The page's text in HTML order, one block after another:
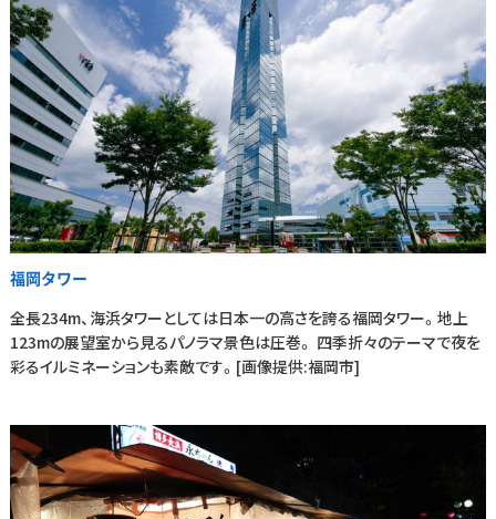
福岡タワー
全長234m、海浜タワーとしては日本一の高さを誇る福岡タワー。地上
123mの展望室から見るパノラマ景色は圧巻。 四季折々のテーマで夜を
彩るイルミネーションも素敵です。[画像提供:福岡市]